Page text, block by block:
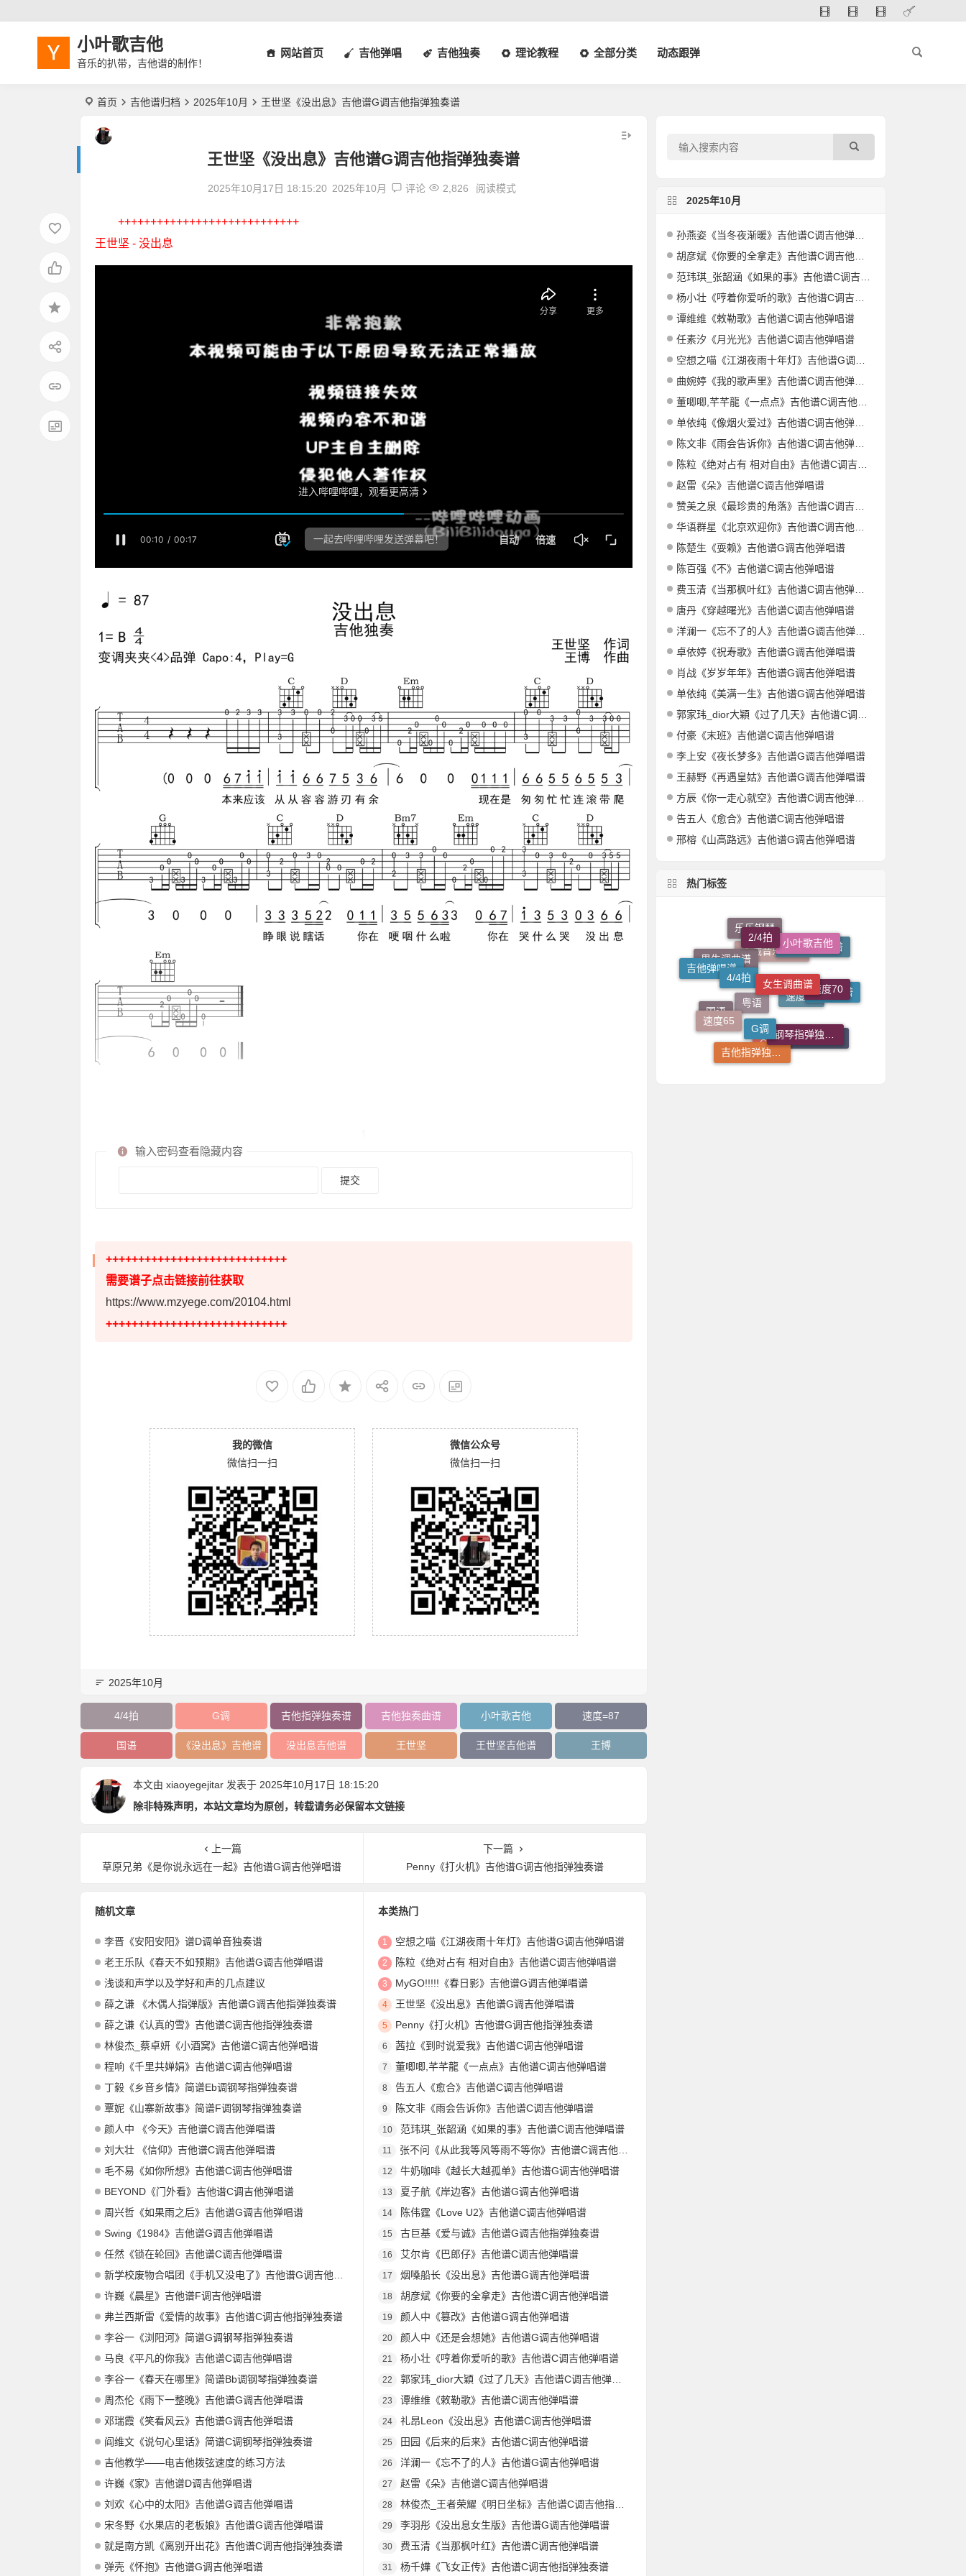
小叶歌吉他
音乐的扒带，吉他谱的制作！
网站首页 吉他弹唱 吉他独奏 理论教程 全部分类 动态跟弹
首页 吉他谱归档 2025年10月 王世坚《没出息》吉他谱G调吉他指弹独奏谱
王世坚《没出息》吉他谱G调吉他指弹独奏谱
2025年10月17日 18:15:20 2025年10月 评论 2,826 阅读模式
++++++++++++++++++++++++++++
王世坚 - 没出息
输入密码查看隐藏内容
++++++++++++++++++++++++++++
需要谱子点击链接前往获取
https://www.mzyege.com/20104.html
++++++++++++++++++++++++++++
我的微信
微信扫一扫
微信公众号
微信扫一扫
2025年10月
4/4拍 G调 吉他指弹独奏谱 吉他独奏曲谱 小叶歌吉他 速度=87
国语 《没出息》吉他谱 没出息吉他谱 王世坚 王世坚吉他谱 王博
本文由 xiaoyegejitar 发表于 2025年10月17日 18:15:20
除非特殊声明，本站文章均为原创，转载请务必保留本文链接
上一篇
草原兄弟《是你说永远在一起》吉他谱G调吉他弹唱谱
下一篇
Penny《打火机》吉他谱G调吉他指弹独奏谱
随机文章
李晋《安阳安阳》谱D调单音独奏谱
老王乐队《春天不如预期》吉他谱G调吉他弹唱谱
浅谈和声学以及学好和声的几点建议
薛之谦 《木偶人指弹版》吉他谱G调吉他指弹独奏谱
薛之谦《认真的雪》吉他谱C调吉他指弹独奏谱
林俊杰_蔡卓妍《小酒窝》吉他谱C调吉他弹唱谱
程响《千里共婵娟》吉他谱C调吉他弹唱谱
丁毅《乡音乡情》简谱Eb调钢琴指弹独奏谱
覃妮《山寨新故事》简谱F调钢琴指弹独奏谱
颜人中 《今天》吉他谱C调吉他弹唱谱
刘大壮 《信仰》吉他谱C调吉他弹唱谱
毛不易《如你所想》吉他谱C调吉他弹唱谱
BEYOND《门外看》吉他谱C调吉他弹唱谱
周兴哲《如果雨之后》吉他谱G调吉他弹唱谱
Swing《1984》吉他谱G调吉他弹唱谱
任然《锁在轮回》吉他谱C调吉他弹唱谱
新学校废物合唱团《手机又没电了》吉他谱G调吉他弹唱谱
许巍《晨星》吉他谱F调吉他弹唱谱
弗兰西斯雷《爱情的故事》吉他谱C调吉他指弹独奏谱
李谷一《浏阳河》简谱G调钢琴指弹独奏谱
马良《平凡的你我》吉他谱C调吉他弹唱谱
李谷一《春天在哪里》简谱Bb调钢琴指弹独奏谱
周杰伦《雨下一整晚》吉他谱G调吉他弹唱谱
邓瑞霞《笑看风云》吉他谱G调吉他弹唱谱
阎维文《说句心里话》简谱C调钢琴指弹独奏谱
吉他教学——电吉他拨弦速度的练习方法
许巍《家》吉他谱D调吉他弹唱谱
刘欢《心中的太阳》吉他谱G调吉他弹唱谱
宋冬野《水果店的老板娘》吉他谱G调吉他弹唱谱
就是南方凯《离别开出花》吉他谱C调吉他指弹独奏谱
弹壳《怀抱》吉他谱G调吉他弹唱谱
本类热门
1 空想之喵《江湖夜雨十年灯》吉他谱G调吉他弹唱谱
2 陈粒《绝对占有 相对自由》吉他谱C调吉他弹唱谱
3 MyGO!!!!!《春日影》吉他谱G调吉他弹唱谱
4 王世坚《没出息》吉他谱G调吉他弹唱谱
5 Penny《打火机》吉他谱G调吉他指弹独奏谱
6 茜拉《到时说爱我》吉他谱C调吉他弹唱谱
7 董唧唧,芊芊龍《一点点》吉他谱C调吉他弹唱谱
8 告五人《愈合》吉他谱C调吉他弹唱谱
9 陈文非《雨会告诉你》吉他谱C调吉他弹唱谱
10 范玮琪_张韶涵《如果的事》吉他谱C调吉他弹唱谱
11 张不问《从此我等风等雨不等你》吉他谱C调吉他弹唱谱
12 牛奶咖啡《越长大越孤单》吉他谱G调吉他弹唱谱
13 夏子航《岸边客》吉他谱G调吉他弹唱谱
14 陈伟霆《Love U2》吉他谱C调吉他弹唱谱
15 古巨基《爱与诚》吉他谱G调吉他指弹独奏谱
16 艾尔肯《巴郎仔》吉他谱C调吉他弹唱谱
17 烟嗓船长《没出息》吉他谱G调吉他弹唱谱
18 胡彦斌《你要的全拿走》吉他谱C调吉他弹唱谱
19 颜人中《篡改》吉他谱G调吉他弹唱谱
20 颜人中《还是会想她》吉他谱G调吉他弹唱谱
21 杨小壮《哼着你爱听的歌》吉他谱C调吉他弹唱谱
22 郭家玮_dior大穎《过了几天》吉他谱C调吉他弹唱谱
23 谭维维《敕勒歌》吉他谱C调吉他弹唱谱
24 礼昂Leon《没出息》吉他谱C调吉他弹唱谱
25 田园《后来的后来》吉他谱C调吉他弹唱谱
26 洋澜一《忘不了的人》吉他谱G调吉他弹唱谱
27 赵雷《朵》吉他谱C调吉他弹唱谱
28 林俊杰_王者荣耀《明日坐标》吉他谱C调吉他指弹独奏谱
29 李羽彤《没出息女生版》吉他谱G调吉他弹唱谱
30 费玉清《当那枫叶红》吉他谱C调吉他弹唱谱
31 杨千嬅《飞女正传》吉他谱C调吉他指弹独奏谱
2025年10月
孙燕姿《当冬夜渐暖》吉他谱C调吉他弹唱谱
胡彦斌《你要的全拿走》吉他谱C调吉他弹唱谱
范玮琪_张韶涵《如果的事》吉他谱C调吉他弹唱谱
杨小壮《哼着你爱听的歌》吉他谱C调吉他弹唱谱
谭维维《敕勒歌》吉他谱C调吉他弹唱谱
任素汐《月光光》吉他谱C调吉他弹唱谱
空想之喵《江湖夜雨十年灯》吉他谱G调吉他弹唱谱
曲婉婷《我的歌声里》吉他谱C调吉他弹唱谱
董唧唧,芊芊龍《一点点》吉他谱C调吉他弹唱谱
单依纯《像烟火爱过》吉他谱C调吉他弹唱谱
陈文非《雨会告诉你》吉他谱C调吉他弹唱谱
陈粒《绝对占有 相对自由》吉他谱C调吉他弹唱谱
赵雷《朵》吉他谱C调吉他弹唱谱
赞美之泉《最珍贵的角落》吉他谱C调吉他弹唱谱
华语群星《北京欢迎你》吉他谱C调吉他弹唱谱
陈楚生《耍赖》吉他谱G调吉他弹唱谱
陈百强《不》吉他谱C调吉他弹唱谱
费玉清《当那枫叶红》吉他谱C调吉他弹唱谱
唐丹《穿越曙光》吉他谱C调吉他弹唱谱
洋澜一《忘不了的人》吉他谱G调吉他弹唱谱
卓依婷《祝寿歌》吉他谱G调吉他弹唱谱
肖战《岁岁年年》吉他谱G调吉他弹唱谱
单依纯《美满一生》吉他谱G调吉他弹唱谱
郭家玮_dior大穎《过了几天》吉他谱C调吉他弹唱谱
付豪《末班》吉他谱C调吉他弹唱谱
李上安《夜长梦多》吉他谱G调吉他弹唱谱
王赫野《再遇皇姑》吉他谱G调吉他弹唱谱
方辰《你一走心就空》吉他谱C调吉他弹唱谱
告五人《愈合》吉他谱C调吉他弹唱谱
邢榕《山高路远》吉他谱G调吉他弹唱谱
热门标签
吉他指弹独奏谱
C调
一根稻草吉他
G调
速度65
国语
粤语
速度80
合唱曲谱
速度70
女生调曲谱
4/4拍
吉他弹唱谱
男生调曲谱志诚音乐吉他
吉他独奏曲谱
小叶歌吉他
2/4拍
乐乐钢琴